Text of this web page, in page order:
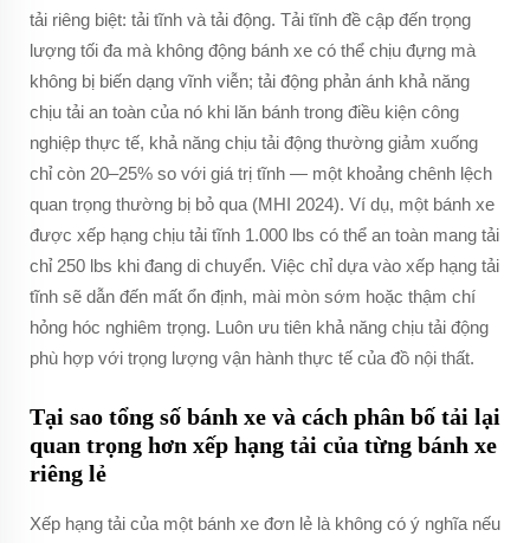
tải riêng biệt: tải tĩnh và tải động. Tải tĩnh đề cập đến trọng
lượng tối đa mà không động bánh xe có thể chịu đựng mà
không bị biến dạng vĩnh viễn; tải động phản ánh khả năng
chịu tải an toàn của nó khi lăn bánh trong điều kiện công
nghiệp thực tế, khả năng chịu tải động thường giảm xuống
chỉ còn 20–25% so với giá trị tĩnh — một khoảng chênh lệch
quan trọng thường bị bỏ qua (MHI 2024). Ví dụ, một bánh xe
được xếp hạng chịu tải tĩnh 1.000 lbs có thể an toàn mang tải
chỉ 250 lbs khi đang di chuyển. Việc chỉ dựa vào xếp hạng tải
tĩnh sẽ dẫn đến mất ổn định, mài mòn sớm hoặc thậm chí
hỏng hóc nghiêm trọng. Luôn ưu tiên khả năng chịu tải động
phù hợp với trọng lượng vận hành thực tế của đồ nội thất.
Tại sao tổng số bánh xe và cách phân bố tải lại
quan trọng hơn xếp hạng tải của từng bánh xe
riêng lẻ
Xếp hạng tải của một bánh xe đơn lẻ là không có ý nghĩa nếu